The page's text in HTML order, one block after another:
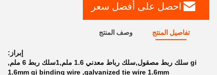
احصل على أفضل سعر
تفاصيل المنتج وصف المنتج
إبراز:
gi سلك ربط مصقول,سلك رباط معدني 1.6 ملم,1سلك ربط 6 ملم
,
galvanized tie wire 1.6mm
,
1.6mm gi binding wire